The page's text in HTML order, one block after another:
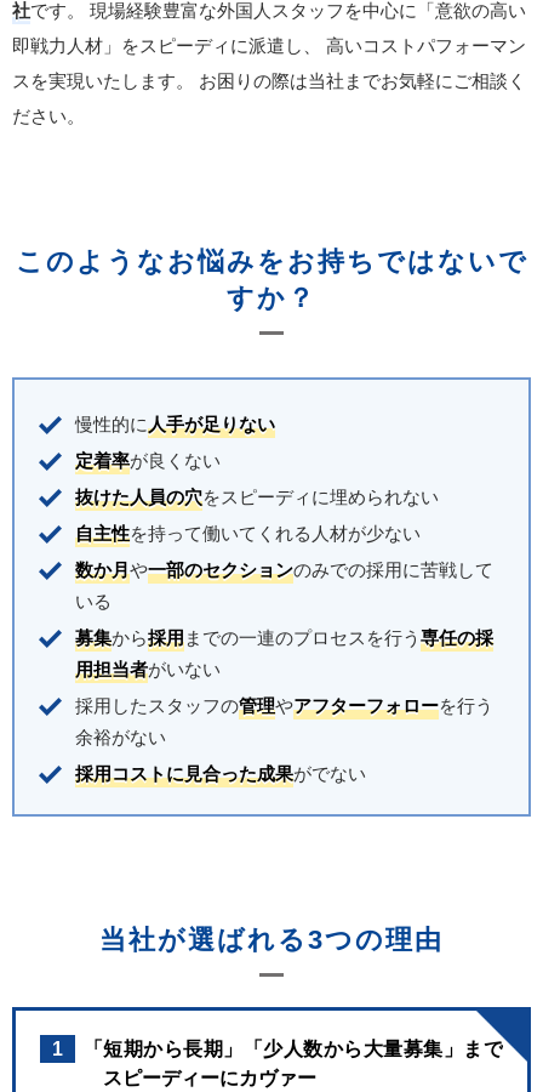
社です。
現場経験豊富な外国人スタッフを中心に「意欲の高い
即戦力人材」をスピーディに派遣し、
高いコストパフォーマン
スを実現いたします。
お困りの際は当社までお気軽にご相談く
ださい。
このようなお悩みをお持ちではないで
すか？
慢性的に人手が足りない
定着率が良くない
抜けた人員の穴をスピーディに埋められない
自主性を持って働いてくれる人材が少ない
数か月や一部のセクションのみでの採用に苦戦して
いる
募集から採用までの一連のプロセスを行う 専任の採
用担当者がいない
採用したスタッフの管理やアフターフォローを行う
余裕がない
採用コストに見合った成果がでない
当社が選ばれる3つの理由
1
「短期から長期」「少人数から大量募集」まで
スピーディーにカヴァー